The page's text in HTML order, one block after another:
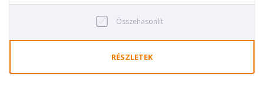
Összehasonlít
RÉSZLETEK